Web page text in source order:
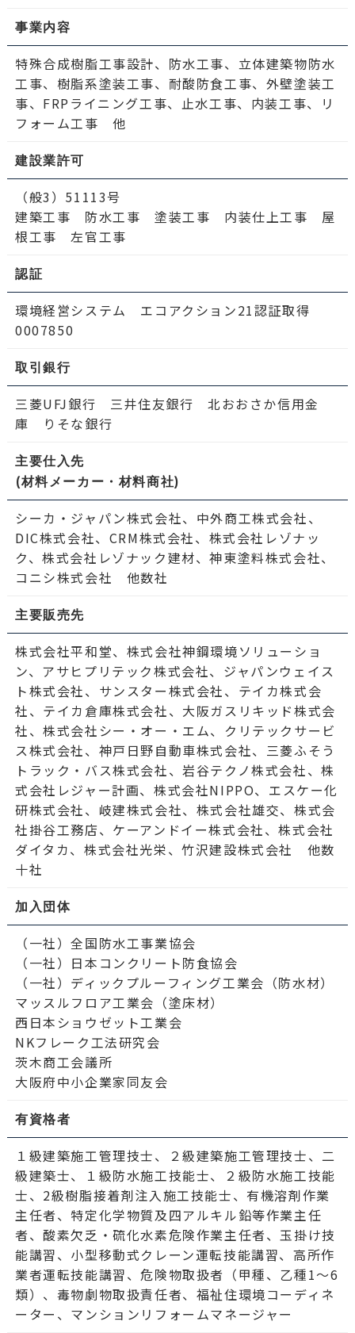
事業内容
特殊合成樹脂工事設計、防水工事、立体建築物防水
工事、樹脂系塗装工事、耐酸防食工事、外壁塗装工
事、FRPライニング工事、止水工事、内装工事、リ
フォーム工事 他
建設業許可
（般3）51113号
建築工事 防水工事 塗装工事 内装仕上工事 屋
根工事 左官工事
認証
環境経営システム エコアクション21認証取得
0007850
取引銀行
三菱UFJ銀行 三井住友銀行 北おおさか信用金
庫 りそな銀行
主要仕入先
(材料メーカー・材料商社)
シーカ・ジャパン株式会社、中外商工株式会社、
DIC株式会社、CRM株式会社、株式会社レゾナッ
ク、株式会社レゾナック建材、神東塗料株式会社、
コニシ株式会社 他数社
主要販売先
株式会社平和堂、株式会社神鋼環境ソリューショ
ン、アサヒプリテック株式会社、ジャパンウェイス
ト株式会社、サンスター株式会社、テイカ株式会
社、テイカ倉庫株式会社、大阪ガスリキッド株式会
社、株式会社シー・オー・エム、クリテックサービ
ス株式会社、神戸日野自動車株式会社、三菱ふそう
トラック・バス株式会社、岩谷テクノ株式会社、株
式会社レジャー計画、株式会社NIPPO、エスケー化
研株式会社、岐建株式会社、株式会社雄交、株式会
社掛谷工務店、ケーアンドイー株式会社、株式会社
ダイタカ、株式会社光栄、竹沢建設株式会社 他数
十社
加入団体
（一社）全国防水工事業協会
（一社）日本コンクリート防食協会
（一社）ディックプルーフィング工業会（防水材）
マッスルフロア工業会（塗床材）
西日本ショウゼット工業会
NKフレーク工法研究会
茨木商工会議所
大阪府中小企業家同友会
有資格者
１級建築施工管理技士、２級建築施工管理技士、二
級建築士、１級防水施工技能士、２級防水施工技能
士、2級樹脂接着剤注入施工技能士、有機溶剤作業
主任者、特定化学物質及四アルキル鉛等作業主任
者、酸素欠乏・硫化水素危険作業主任者、玉掛け技
能講習、小型移動式クレーン運転技能講習、高所作
業者運転技能講習、危険物取扱者（甲種、乙種1～6
類）、毒物劇物取扱責任者、福祉住環境コーディネ
ーター、マンションリフォームマネージャー